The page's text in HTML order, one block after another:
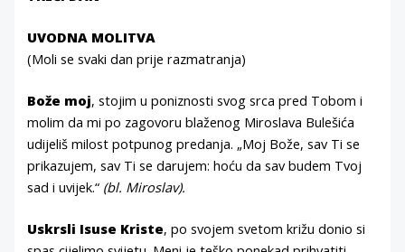
UVODNA MOLITVA
(Moli se svaki dan prije razmatranja)
Bože moj, stojim u poniznosti svog srca pred Tobom i
molim da mi po zagovoru blaženog Miroslava Bulešića
udijeliš milost potpunog predanja. „Moj Bože, sav Ti se
prikazujem, sav Ti se darujem: hoću da sav budem Tvoj
sad i uvijek.“ (bl. Miroslav).
Uskrsli Isuse Kriste, po svojem svetom križu donio si